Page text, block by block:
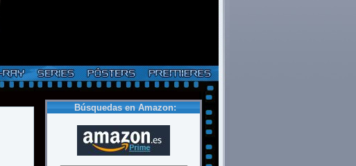
Búsquedas en Amazon: